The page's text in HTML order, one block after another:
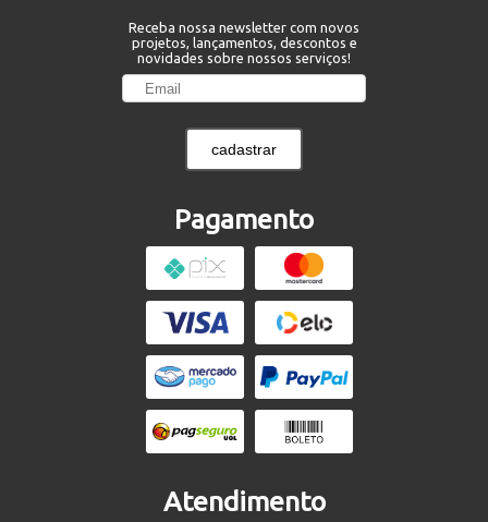
Receba nossa newsletter com novos
projetos, lançamentos, descontos e
novidades sobre nossos serviços!
cadastrar
Pagamento
Atendimento